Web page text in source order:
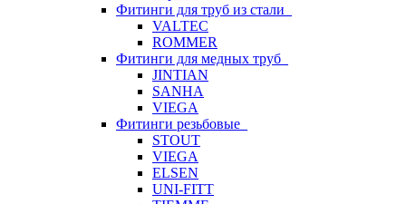
Фитинги для труб из стали
VALTEC
ROMMER
Фитинги для медных труб
JINTIAN
SANHA
VIEGA
Фитинги резьбовые
STOUT
VIEGA
ELSEN
UNI-FITT